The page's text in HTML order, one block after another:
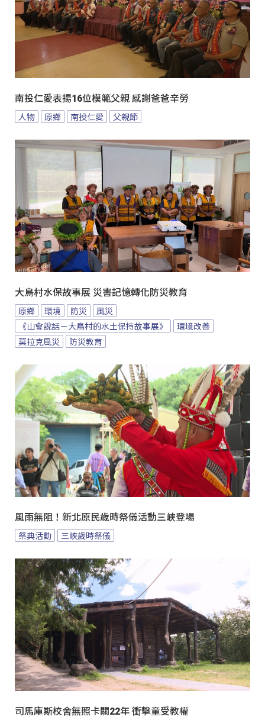
南投仁愛表揚16位模範父親 感謝爸爸辛勞
人物 原鄉 南投仁愛 父親節
大鳥村水保故事展 災害記憶轉化防災教育
原鄉 環境 防災
風災
《山會說話－大鳥村的水土保持故事展》
環境改善
莫拉克風災
防災教育
風雨無阻！新北原民歲時祭儀活動三峽登場
祭典活動 三峽歲時祭儀
司馬庫斯校舍無照卡關22年 衝擊童受教權